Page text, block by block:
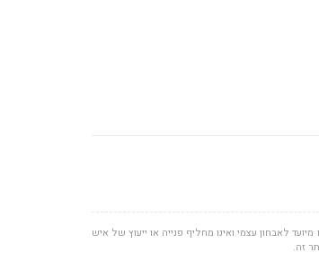
לאבחון עצמי ואינו מחליף פנייה או ייעוץ של איש
זה.